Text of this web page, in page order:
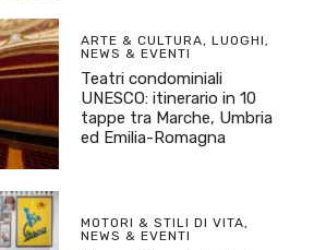
ARTE & CULTURA, LUOGHI,
NEWS & EVENTI
Teatri condominiali
UNESCO: itinerario in 10
tappe tra Marche, Umbria
ed Emilia-Romagna
MOTORI & STILI DI VITA,
NEWS & EVENTI